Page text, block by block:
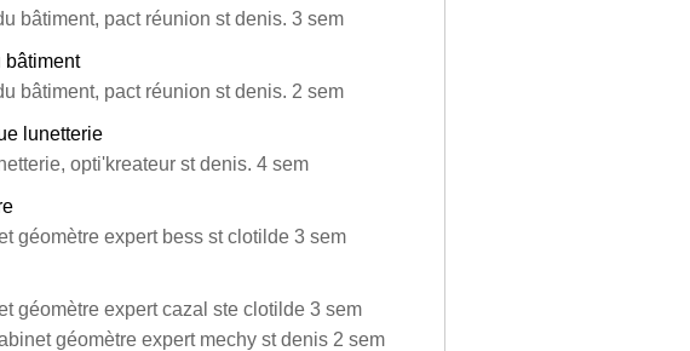
bâtiment, pact réunion st denis. 3 sem
bâtiment
bâtiment, pact réunion st denis. 2 sem
lunetterie
opti'kreateur st denis. 4 sem
géomètre expert bess st clotilde 3 sem
géomètre expert cazal ste clotilde 3 sem
géomètre expert mechy st denis 2 sem